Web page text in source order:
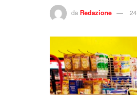
da Redazione